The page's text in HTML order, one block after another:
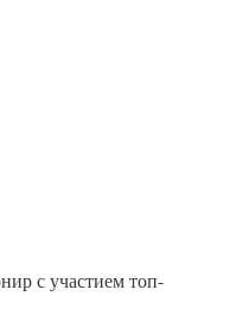
с участием топ-